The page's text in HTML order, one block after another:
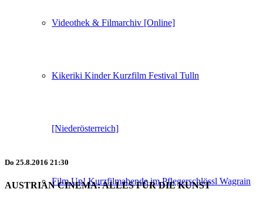
Videothek & Filmarchiv [Online]
Kikeriki Kinder Kurzfilm Festival Tulln
[Niederösterreich]
Film Up! Kurzfilmabende im Pflegerschlössl Wagrain
Do 25.8.2016 21:30
AUSTRIAN CINEMA: ALLES FÜR DIE KUNST